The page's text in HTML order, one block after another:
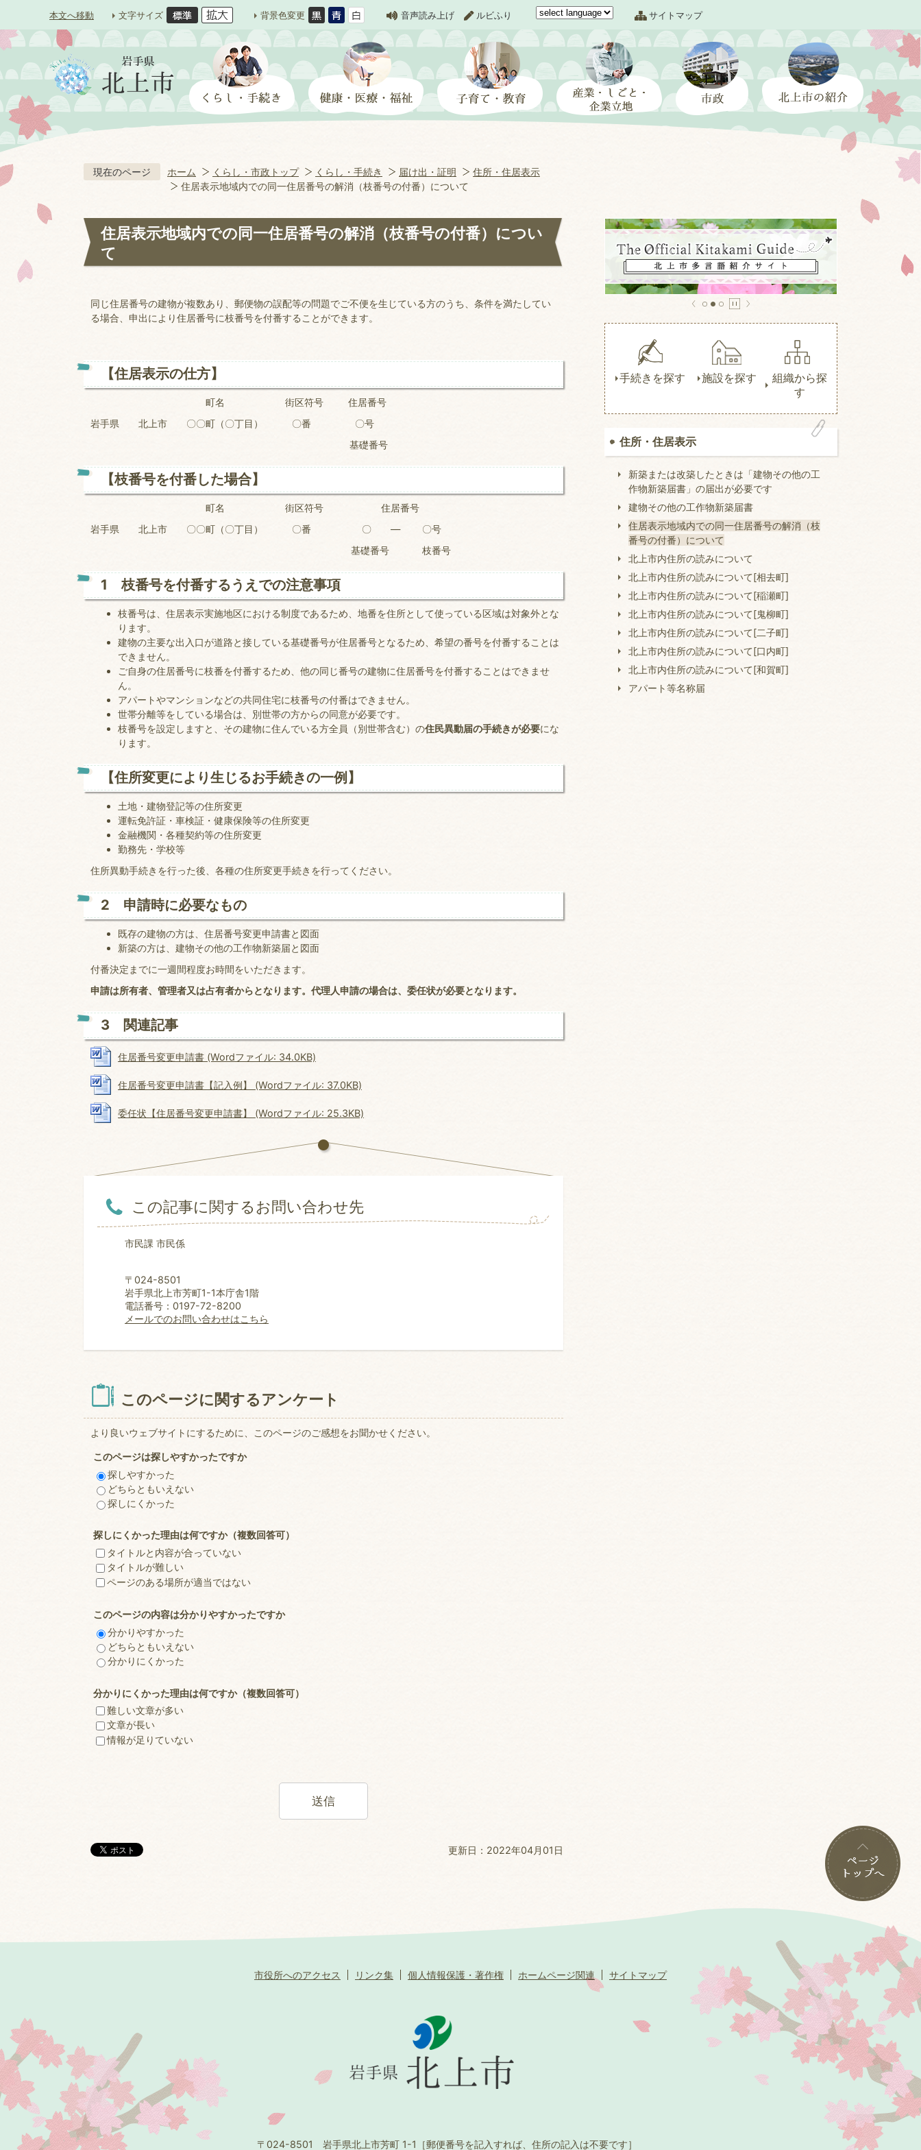
本文へ移動 文字サイズ 背景色変更 音声読み上げ ルビふり サイトマップ
現在のページ ホーム くらし・市政トップ くらし・手続き 届け出・証明
住所・住居表示
住居表示地域内での同一住居番号の解消（枝番号の付番）について
住居表示地域内での同一住居番号の解消（枝番号の付番）につい
て
同じ住居番号の建物が複数あり、郵便物の誤配等の問題でご不便を生じている方のうち、条件を満たしてい
る場合、申出により住居番号に枝番号を付番することができます。
【住居表示の仕方】
町名 街区符号 住居番号
岩手県 北上市 〇〇町（〇丁目） 〇番 〇号
基礎番号
【枝番号を付番した場合】
町名 街区符号 住居番号
岩手県 北上市 〇〇町（〇丁目） 〇番 〇 ― 〇号
基礎番号 枝番号
1 枝番号を付番するうえでの注意事項
枝番号は、住居表示実施地区における制度であるため、地番を住所として使っている区域は対象外とな
ります。
建物の主要な出入口が道路と接している基礎番号が住居番号となるため、希望の番号を付番することは
できません。
ご自身の住居番号に枝番を付番するため、他の同じ番号の建物に住居番号を付番することはできませ
ん。
アパートやマンションなどの共同住宅に枝番号の付番はできません。
世帯分離等をしている場合は、別世帯の方からの同意が必要です。
枝番号を設定しますと、その建物に住んでいる方全員（別世帯含む）の住民異動届の手続きが必要にな
ります。
【住所変更により生じるお手続きの一例】
土地・建物登記等の住所変更
運転免許証・車検証・健康保険等の住所変更
金融機関・各種契約等の住所変更
勤務先・学校等
住所異動手続きを行った後、各種の住所変更手続きを行ってください。
2 申請時に必要なもの
既存の建物の方は、住居番号変更申請書と図面
新築の方は、建物その他の工作物新築届と図面
付番決定までに一週間程度お時間をいただきます。
申請は所有者、管理者又は占有者からとなります。代理人申請の場合は、委任状が必要となります。
3 関連記事
住居番号変更申請書 (Wordファイル: 34.0KB)
住居番号変更申請書【記入例】 (Wordファイル: 37.0KB)
委任状【住居番号変更申請書】 (Wordファイル: 25.3KB)
この記事に関するお問い合わせ先
市民課 市民係
〒024-8501
岩手県北上市芳町1-1本庁舎1階
電話番号：0197-72-8200
メールでのお問い合わせはこちら
このページに関するアンケート
より良いウェブサイトにするために、このページのご感想をお聞かせください。
このページは探しやすかったですか
探しやすかった
どちらともいえない
探しにくかった
探しにくかった理由は何ですか（複数回答可）
タイトルと内容が合っていない
タイトルが難しい
ページのある場所が適当ではない
このページの内容は分かりやすかったですか
分かりやすかった
どちらともいえない
分かりにくかった
分かりにくかった理由は何ですか（複数回答可）
難しい文章が多い
文章が長い
情報が足りていない
更新日：2022年04月01日
手続きを探す 施設を探す
組織から探
す
住所・住居表示
新築または改築したときは「建物その他の工
作物新築届書」の届出が必要です
建物その他の工作物新築届書
住居表示地域内での同一住居番号の解消（枝
番号の付番）について
北上市内住所の読みについて
北上市内住所の読みについて[相去町]
北上市内住所の読みについて[稲瀬町]
北上市内住所の読みについて[鬼柳町]
北上市内住所の読みについて[二子町]
北上市内住所の読みについて[口内町]
北上市内住所の読みについて[和賀町]
アパート等名称届
市役所へのアクセス リンク集 個人情報保護・著作権 ホームページ関連 サイトマップ
〒024-8501 岩手県北上市芳町 1-1 ［郵便番号を記入すれば、住所の記入は不要です］